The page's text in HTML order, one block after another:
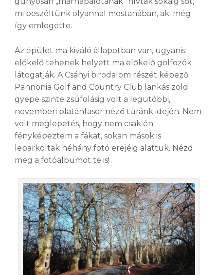
mi beszéltünk olyannal mostanában, aki még
így emlegette.
Az épület ma kiváló állapotban van, ugyanis
előkelő tehenek helyett ma előkelő golfozók
látogatják. A Csányi birodalom részét képező
Pannonia Golf and Country Club lankás zöld
gyepe szinte zsúfolásig volt a legutóbbi,
novemberi platánfasor néző túránk idején. Nem
volt meglepetés, hogy nem csak én
fényképeztem a fákat, sokan mások is
leparkoltak néhány fotó erejéig alattuk. Nézd
meg a fotóalbumot te is!